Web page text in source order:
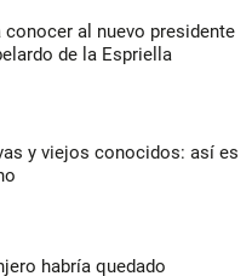
conocer al nuevo presidente
de la Espriella
y viejos conocidos: así es
habría quedado